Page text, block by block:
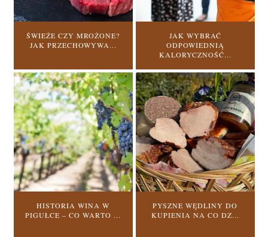
ŚWIEŻE CZY MROŻONE?
JAK PRZECHOWYWA...
JAK WYBRAĆ
ODPOWIEDNIĄ
KALORYCZNOŚĆ...
HISTORIA WINA W
PIGUŁCE – CO WARTO ...
PYSZNE WĘDLINY DO
KUPIENIA NA CO DZ...